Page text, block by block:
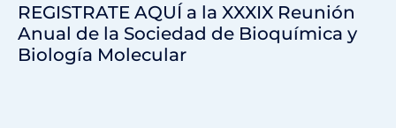
REGISTRATE AQUÍ a la XXXIX Reunión
Anual de la Sociedad de Bioquímica y
Biología Molecular